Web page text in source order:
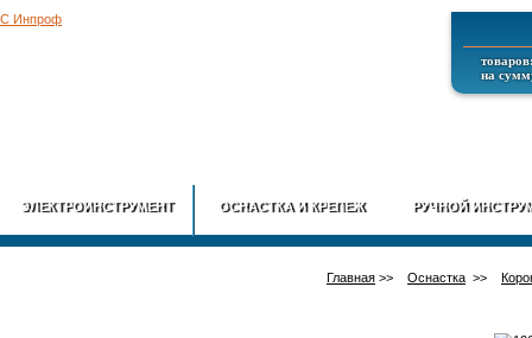
на
ЭЛЕКТРОИНСТРУМЕНТ ОСНАСТКА И КРЕПЕЖ РУЧНОЙ
Главная >> Оснастка >>